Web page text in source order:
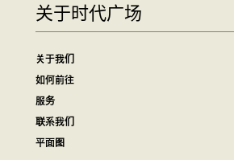
关于时代广场
关于我们
如何前往
服务
联系我们
平面图